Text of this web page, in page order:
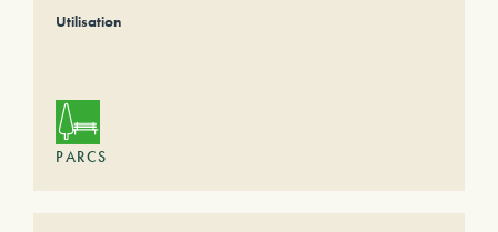
Utilisation
PARCS